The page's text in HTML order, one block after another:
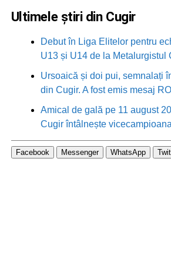
Ultimele știri din Cugir
Debut în Liga Elitelor pentru
U13 și U14 de la Metalurgistul
Ursoaică și doi pui, semnalați
din Cugir. A fost emis mesaj
Amical de gală pe 11 august
Cugir întâlnește vicecampioana
Facebook Messenger WhatsApp